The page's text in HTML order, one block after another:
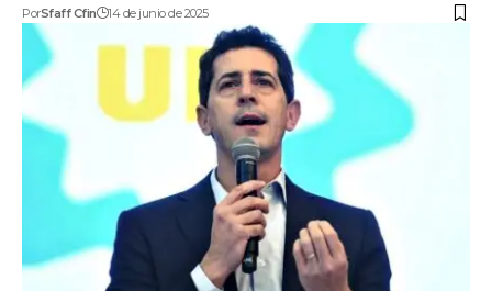
PorSfaff Cfin 14 de junio de 2025